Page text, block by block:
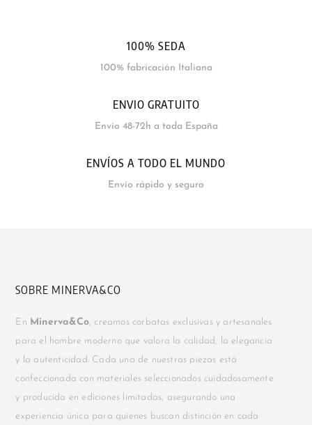
100% SEDA
100% fabricación Italiana
ENVIO GRATUITO
Envío 48-72h a toda España
ENVÍOS A TODO EL MUNDO
Envío rápido y seguro
SOBRE MINERVA&CO
En Minerva&Co, creamos corbatas exclusivas y artesanales
para el hombre moderno que valora la calidad, la elegancia
y la autenticidad. Cada una de nuestras piezas está
confeccionada con materiales seleccionados cuidadosamente
y producida en ediciones limitadas, asegurando una
experiencia única para quienes buscan distinción en cada